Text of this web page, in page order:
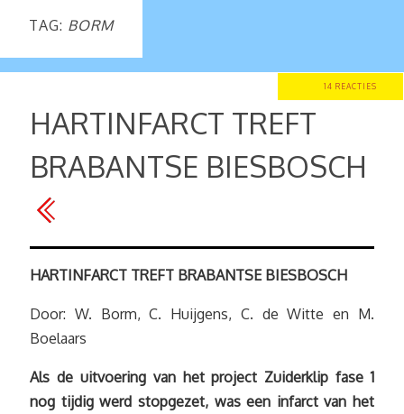
TAG: BORM
14 REACTIES
HARTINFARCT TREFT
BRABANTSE BIESBOSCH
HARTINFARCT TREFT BRABANTSE BIESBOSCH
Door: W. Borm, C. Huijgens, C. de Witte en M.
Boelaars
Als de uitvoering van het project Zuiderklip fase 1
nog tijdig werd stopgezet, was een infarct van het